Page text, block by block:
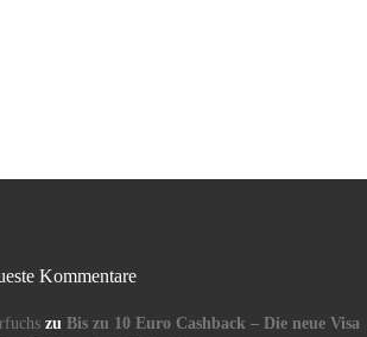
Kommentare
zu Bis zu 10 Euro Cashback – Die neue Visa